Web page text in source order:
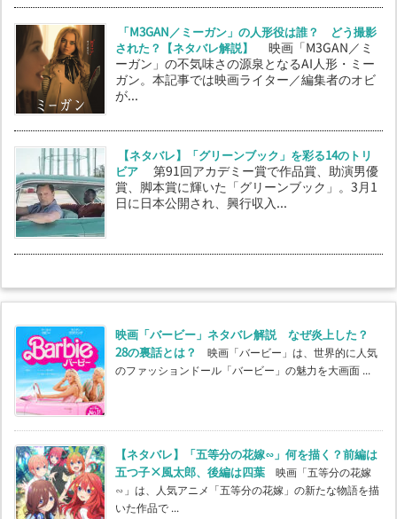
「M3GAN／ミーガン」の人形役は誰？ どう撮影
された？【ネタバレ解説】
映画「M3GAN／ミ
ーガン」の不気味さの源泉となるAI人形・ミー
ガン。本記事では映画ライター／編集者のオビ
が...
【ネタバレ】「グリーンブック」を彩る14のトリ
ビア
第91回アカデミー賞で作品賞、助演男優
賞、脚本賞に輝いた「グリーンブック」。3月1
日に日本公開され、興行収入...
映画「バービー」ネタバレ解説 なぜ炎上した？
28の裏話とは？
映画「バービー」は、世界的に人気
のファッションドール「バービー」の魅力を大画面 ...
【ネタバレ】「五等分の花嫁∽」何を描く？前編は
五つ子×風太郎、後編は四葉 映画「五等分の花嫁
∽」は、人気アニメ「五等分の花嫁」の新たな物語を描
いた作品で ...